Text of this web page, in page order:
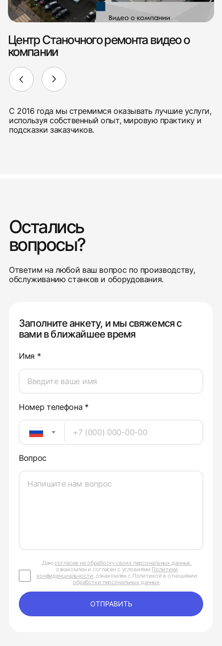
Центр Станочного ремонта видео о
компании
С 2016 года мы стремимся оказывать лучшие услуги,
используя собственный опыт, мировую практику и
подсказки заказчиков.
Остались
вопросы?
Ответим на любой ваш вопрос по производству,
обслуживанию станков и оборудования.
Заполните анкету, и мы свяжемся с
вами в ближайшее время
Имя *
Номер телефона *
Вопрос
Даюсогласие на обработку своих персональных данных,
ознакомлен и согласен с условиями Политики
конфиденциальности, ознакомлен с Политикой в отношении
обработки персональных данных.
ОТПРАВИТЬ